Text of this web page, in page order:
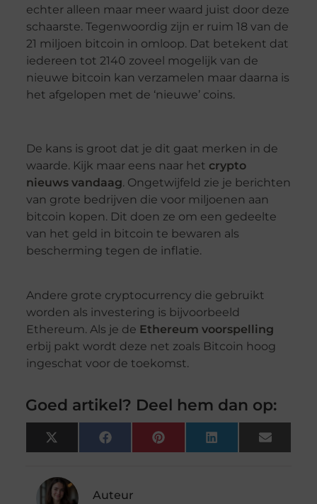
echter alleen maar meer waard juist door deze
schaarste. Tegenwoordig zijn er ruim 18 van de
21 miljoen bitcoin in omloop. Dat betekent dat
iedereen tot 2140 zoveel mogelijk van de
nieuwe bitcoin kan verzamelen maar daarna is
het afgelopen met de ‘nieuwe’ coins.
De kans is groot dat je dit gaat merken in de
waarde. Kijk maar eens naar het crypto
nieuws vandaag. Ongetwijfeld zie je berichten
van grote bedrijven die voor miljoenen aan
bitcoin kopen. Dit doen ze om een gedeelte
van het geld in bitcoin te bewaren als
bescherming tegen de inflatie.
Andere grote cryptocurrency die gebruikt
worden als investering is bijvoorbeeld
Ethereum. Als je de Ethereum voorspelling
erbij pakt wordt deze net zoals Bitcoin hoog
ingeschat voor de toekomst.
Goed artikel? Deel hem dan op:
X
(Twitter)
FacebookPinterest LinkedIn Email
Auteur